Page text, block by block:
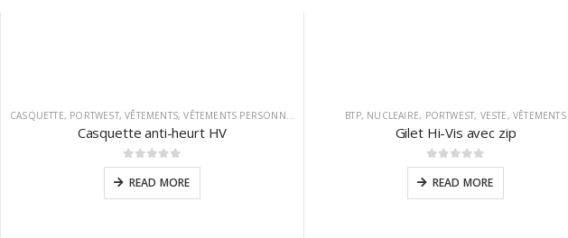
CASQUETTE, PORTWEST,VÊTEMENTS,VÊTEMENTS PERSONNALISABLES
Casquette anti-heurt HV
0sur 5
READ MORE
BTP, NUCLEAIRE, PORTWEST, VESTE, VÊTEMENTS
Gilet Hi-Vis avec zip
0sur 5
READ MORE